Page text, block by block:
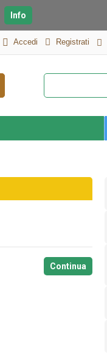
Info
Accedi Registrati
Continua